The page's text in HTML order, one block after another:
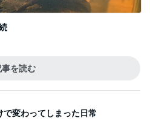
事を読む
で変わってしまった日常